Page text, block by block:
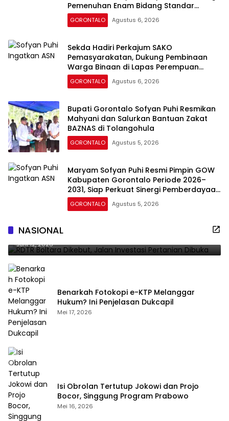
Pemenuhan Enam Bidang Standar
Pelayanan Minimal
GORONTALO Agustus 6, 2026
Sekda Hadiri Perkajum SAKO
Pemasyarakatan, Dukung Pembinaan
Warga Binaan di Lapas Perempuan
Gorontalo
GORONTALO Agustus 6, 2026
Bupati Gorontalo Sofyan Puhi Resmikan
Mahyani dan Salurkan Bantuan Zakat
BAZNAS di Tolangohula
GORONTALO Agustus 5, 2026
Maryam Sofyan Puhi Resmi Pimpin GOW
Kabupaten Gorontalo Periode 2026–
2031, Siap Perkuat Sinergi Pemberdayaan
Perempuan
GORONTALO Agustus 5, 2026
NASIONAL
Dibuka
Juni 12, 2026
Benarkah Fotokopi e-KTP Melanggar
Hukum? Ini Penjelasan Dukcapil
Mei 17, 2026
Isi Obrolan Tertutup Jokowi dan Projo
Bocor, Singgung Program Prabowo
Mei 16, 2026